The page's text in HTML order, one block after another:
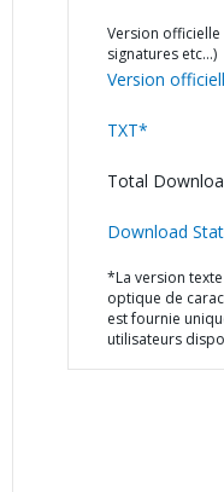
Version
signatures etc…)
Version
TXT*
Total
Download
*La version
optique de
est fournie
utilisateurs